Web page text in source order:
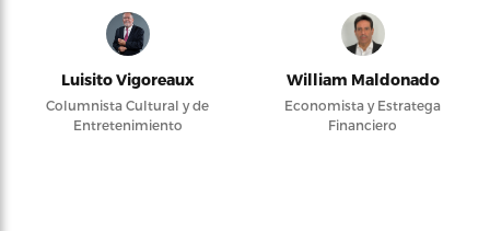
Luisito Vigoreaux
Columnista Cultural y de
Entretenimiento
William Maldonado
Economista y Estratega
Financiero